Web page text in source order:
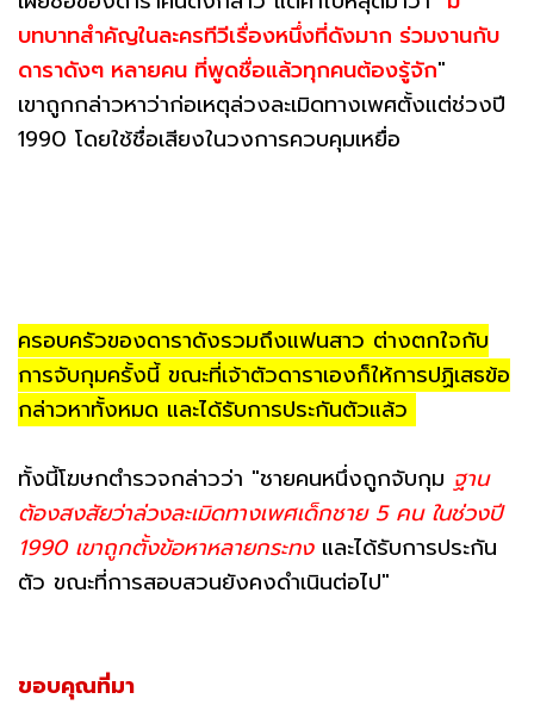
บทบาทสำคัญในละครทีวีเรื่องหนึ่งที่ดังมาก ร่วมงานกับ
ดาราดังๆ หลายคน ที่พูดชื่อแล้วทุกคนต้องรู้จัก"
เขาถูกกล่าวหาว่าก่อเหตุล่วงละเมิดทางเพศตั้งแต่ช่วงปี
1990 โดยใช้ชื่อเสียงในวงการควบคุมเหยื่อ
ครอบครัวของดาราดังรวมถึงแฟนสาว ต่างตกใจกับ
การจับกุมครั้งนี้ ขณะที่เจ้าตัวดาราเองก็ให้การปฏิเสธข้อ
กล่าวหาทั้งหมด และได้รับการประกันตัวแล้ว
ทั้งนี้โฆษกตำรวจกล่าวว่า "ชายคนหนึ่งถูกจับกุม ฐาน
ต้องสงสัยว่าล่วงละเมิดทางเพศเด็กชาย 5 คน ในช่วงปี
1990 เขาถูกตั้งข้อหาหลายกระทง และได้รับการประกัน
ตัว ขณะที่การสอบสวนยังคงดำเนินต่อไป"
ขอบคุณที่มา